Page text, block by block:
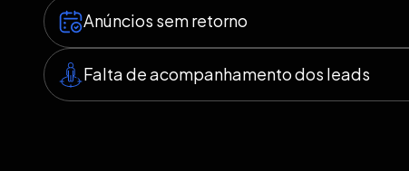
Anúncios sem retorno
Falta de acompanhamento dos leads